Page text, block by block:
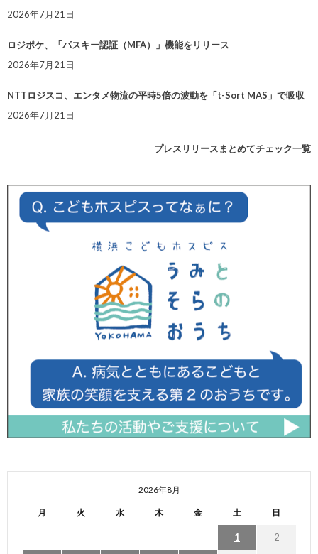
2026年7月21日
ロジポケ、「パスキー認証（MFA）」機能をリリース
2026年7月21日
NTTロジスコ、エンタメ物流の平時5倍の波動を「t-Sort MAS」で吸収
2026年7月21日
プレスリリースまとめてチェック一覧
2026年8月
月 火 水 木 金 土 日
1 2